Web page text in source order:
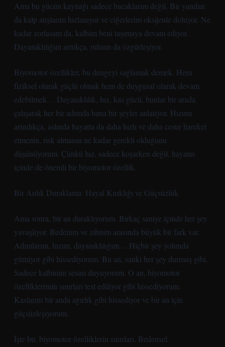
Ama bu gücün kaynağı sadece bacaklarım değil. Bir yandan
da kalp atışlarım hızlanıyor ve ciğerlerim oksijenle doluyor. Ne
kadar zorlasam da, kalbim beni taşımaya devam ediyor.
Dayanıklılığım arttıkça, ruhum da özgürleşiyor.
Biyomotor özellikler, bu dengeyi sağlamak demek. Hem
fiziksel olarak güçlü olmak hem de duygusal olarak devam
edebilmek… Dayanıklılık, hız, kas gücü, bunlar bir arada
çalışarak her bir adımda bana bir şeyler anlatıyor. Hızımı
artırdıkça, aslında hayatta da daha hızlı ve daha cesur hareket
etmenin, risk almanın ne kadar gerekli olduğunu
düşünüyorum. Çünkü hız, sadece koşarken değil, hayatın
içinde de önemli bir biyomotor özellik.
Bir Anlık Duraklama: Hayal Kırıklığı ve Güçsüzlük
Ama sonra, bir an duraklıyorum. Birkaç saniye içinde her şey
yavaşlıyor. Bedenim ve zihnim arasında büyük bir fark var.
Adımlarım, hızım, dayanıklılığım… Hiçbir şey yolunda
gitmiyor gibi hissediyorum. Bu an, sanki her şey durmuş gibi.
Sadece kalbimin sesini duyuyorum. O an, biyomotor
özelliklerimin sınırları test ediliyor gibi hissediyorum.
Kaslarım bir anda ağırlık gibi hissediyor ve bir an için
güçsüzleşiyorum.
İşte bu, biyomotor özelliklerin sınırları. Bedensel